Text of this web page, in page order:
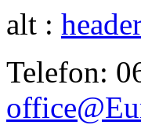
alt :
Telefon: